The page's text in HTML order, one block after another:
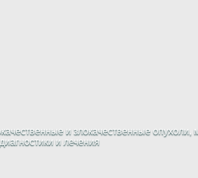
и злокачественные опухоли,
и лечения